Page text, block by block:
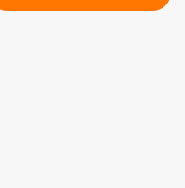
le Covid-19 >